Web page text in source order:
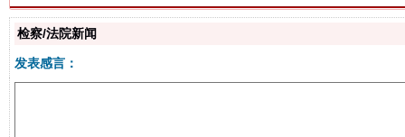
站台名比不上好声名
检察/法院新闻
发表感言：